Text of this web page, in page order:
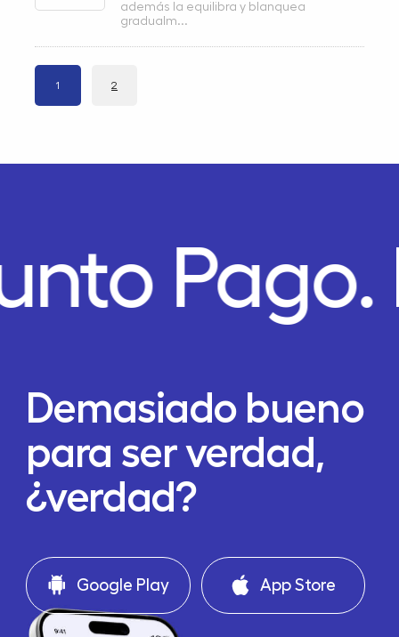
además la equilibra y blanquea
gradualm...
1 2
Pago.
Demasiado bueno
para ser verdad,
¿verdad?
Google Play App Store